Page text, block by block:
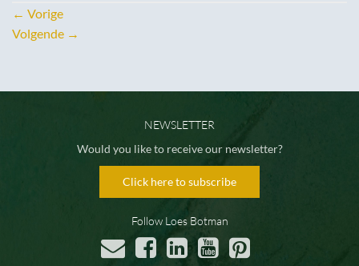
← Vorige
Volgende →
NEWSLETTER
Would you like to receive our newsletter?
Click here to subscribe
Follow Loes Botman